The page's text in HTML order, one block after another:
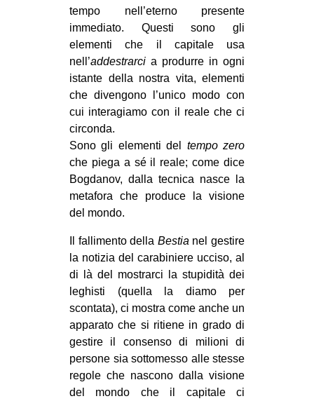
tempo nell’eterno presente
immediato. Questi sono gli
elementi che il capitale usa
nell’addestrarci a produrre in ogni
istante della nostra vita, elementi
che divengono l’unico modo con
cui interagiamo con il reale che ci
circonda.
Sono gli elementi del tempo zero
che piega a sé il reale; come dice
Bogdanov, dalla tecnica nasce la
metafora che produce la visione
del mondo.
Il fallimento della Bestia nel gestire
la notizia del carabiniere ucciso, al
di là del mostrarci la stupidità dei
leghisti (quella la diamo per
scontata), ci mostra come anche un
apparato che si ritiene in grado di
gestire il consenso di milioni di
persone sia sottomesso alle stesse
regole che nascono dalla visione
del mondo che il capitale ci